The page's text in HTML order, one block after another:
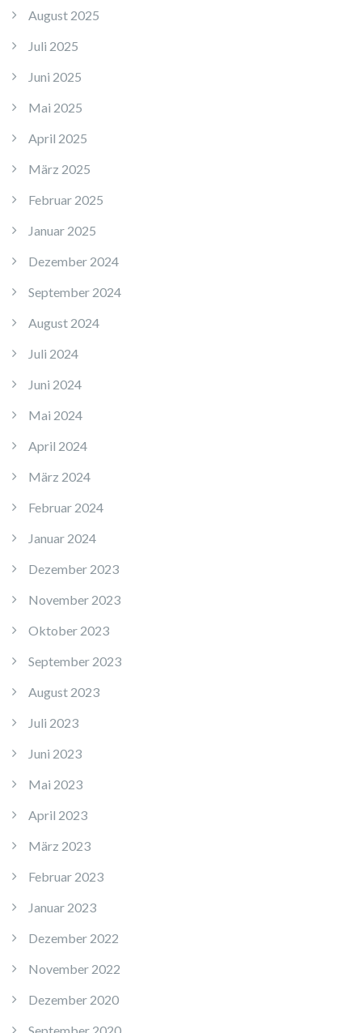
August 2025
Juli 2025
Juni 2025
Mai 2025
April 2025
März 2025
Februar 2025
Januar 2025
Dezember 2024
September 2024
August 2024
Juli 2024
Juni 2024
Mai 2024
April 2024
März 2024
Februar 2024
Januar 2024
Dezember 2023
November 2023
Oktober 2023
September 2023
August 2023
Juli 2023
Juni 2023
Mai 2023
April 2023
März 2023
Februar 2023
Januar 2023
Dezember 2022
November 2022
Dezember 2020